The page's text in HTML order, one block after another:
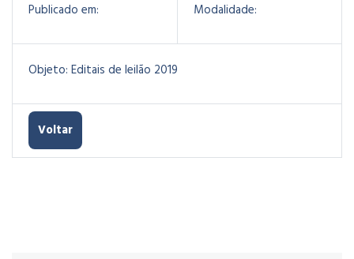
Publicado em: Modalidade:
Objeto: Editais de leilão 2019
Voltar